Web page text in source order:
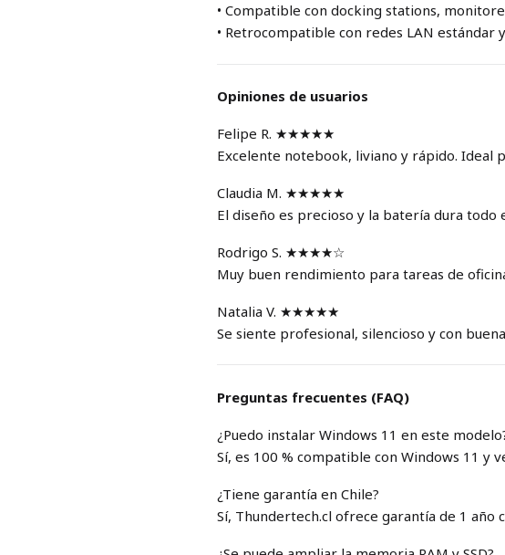
• Compatible con docking stations,
• Retrocompatible con redes LAN estándar
Opiniones de usuarios
Felipe R. ★★★★★
Excelente notebook, liviano y rápido. Ideal
Claudia M. ★★★★★
El diseño es precioso y la batería dura todo
Rodrigo S. ★★★★☆
Muy buen rendimiento para tareas de
Natalia V. ★★★★★
Se siente profesional, silencioso y con
Preguntas frecuentes (FAQ)
¿Puedo instalar Windows 11 en este
Sí, es 100 % compatible con Windows 11 y
¿Tiene garantía en Chile?
Sí, Thundertech.cl ofrece garantía de 1 año